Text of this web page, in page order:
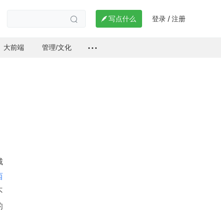
  写点什么 登录 / 注册
大前端 管理/文化